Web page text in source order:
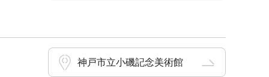
神戸市立小磯記念美術館